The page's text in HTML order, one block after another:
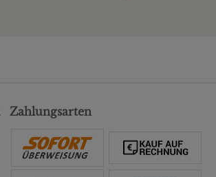
Zahlungsarten